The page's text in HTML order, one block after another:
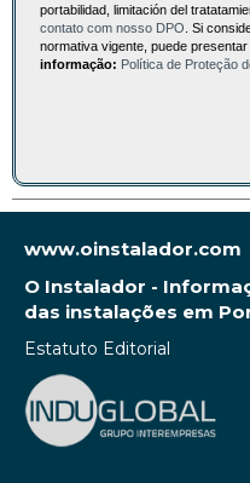
portabilidad, limitación del
contato com nosso DPO . Si
normativa vigente, puede
informação: Política de Proteção
www.oinstalador.com
O Instalador -
das instalações em
Estatuto Editorial